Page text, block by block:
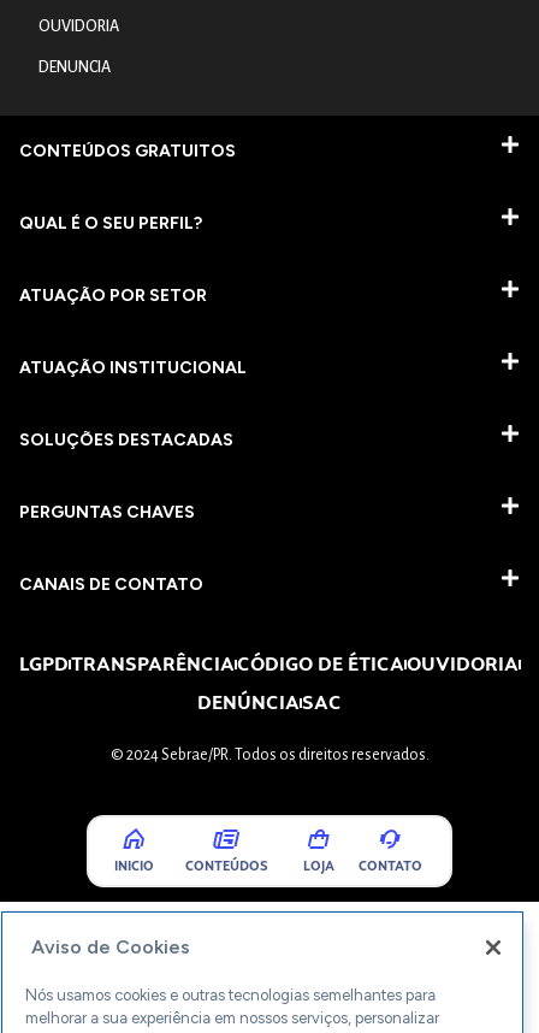
OUVIDORIA
DENUNCIA
CONTEÚDOS GRATUITOS
QUAL É O SEU PERFIL?
ATUAÇÃO POR SETOR
ATUAÇÃO INSTITUCIONAL
SOLUÇÕES DESTACADAS
PERGUNTAS CHAVES​
CANAIS DE CONTATO
LGPDTRANSPARÊNCIACÓDIGO DE ÉTICAOUVIDORIA
DENÚNCIASAC
© 2024 Sebrae/PR. Todos os direitos reservados.
INICIO CONTEÚDOS LOJA CONTATO
Aviso de Cookies
Nós usamos cookies e outras tecnologias semelhantes para
melhorar a sua experiência em nossos serviços, personalizar